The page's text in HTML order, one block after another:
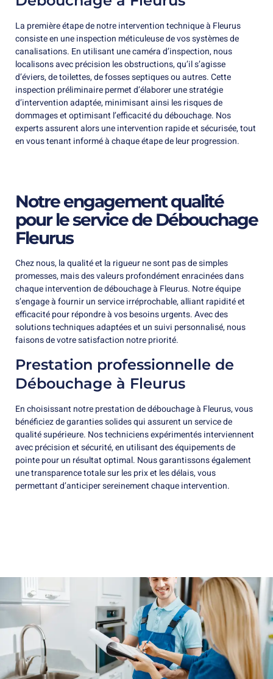
La première étape de notre intervention technique à Fleurus
consiste en une inspection méticuleuse de vos systèmes de
canalisations. En utilisant une caméra d’inspection, nous
localisons avec précision les obstructions, qu’il s’agisse
d’éviers, de toilettes, de fosses septiques ou autres. Cette
inspection préliminaire permet d’élaborer une stratégie
d’intervention adaptée, minimisant ainsi les risques de
dommages et optimisant l’efficacité du débouchage. Nos
experts assurent alors une intervention rapide et sécurisée, tout
en vous tenant informé à chaque étape de leur progression.
Notre engagement qualité
pour le service de Débouchage
Fleurus
Chez nous, la qualité et la rigueur ne sont pas de simples
promesses, mais des valeurs profondément enracinées dans
chaque intervention de débouchage à Fleurus. Notre équipe
s’engage à fournir un service irréprochable, alliant rapidité et
efficacité pour répondre à vos besoins urgents. Avec des
solutions techniques adaptées et un suivi personnalisé, nous
faisons de votre satisfaction notre priorité.
Prestation professionnelle de
Débouchage à Fleurus
En choisissant notre prestation de débouchage à Fleurus, vous
bénéficiez de garanties solides qui assurent un service de
qualité supérieure. Nos techniciens expérimentés interviennent
avec précision et sécurité, en utilisant des équipements de
pointe pour un résultat optimal. Nous garantissons également
une transparence totale sur les prix et les délais, vous
permettant d’anticiper sereinement chaque intervention.